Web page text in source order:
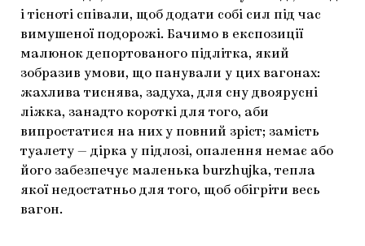
і тісноті співали, щоб додати собі сил під час
вимушеної подорожі. Бачимо в експозиції
малюнок депортованого підлітка, який
зобразив умови, що панували у цих вагонах:
жахлива тиснява, задуха, для сну двоярусні
ліжка, занадто короткі для того, аби
випростатися на них у повний зріст; замість
туалету — дірка у підлозі, опалення немає або
його забезпечує маленька burzhujka, тепла
якої недостатньо для того, щоб обігріти весь
вагон.